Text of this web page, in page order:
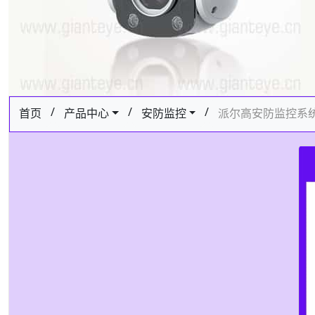
首页 / 产品中心 / 安防监控 / 派尔高安防监控系